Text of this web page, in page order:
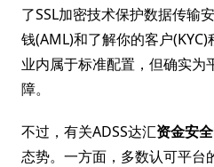
了SSL加密技术保护数据传输
钱(AML)和了解你的客户
业内属于标准配置，但确实为
障。
不过，有关ADSS达汇资金安
态势。一方面，多数认可平台